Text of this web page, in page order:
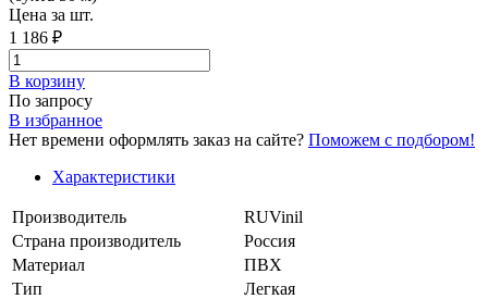
Цена за шт.
1 186 ₽
В корзинy
По запросу
В избранное
Нет времени оформлять заказ на сайте? Поможем с подбором!
Характеристики
Производитель
RUVinil
Страна производитель
Россия
Материал
ПВХ
Тип
Легкая